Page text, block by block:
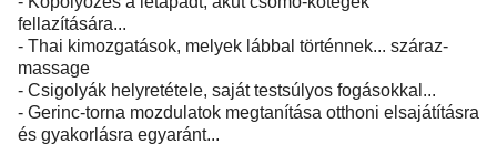
fellazítására...
- Thai kimozgatások, melyek lábbal történnek... száraz-
massage
- Csigolyák helyretétele, saját testsúlyos fogásokkal...
- Gerinc-torna mozdulatok megtanítása otthoni elsajátításra
és gyakorlásra egyaránt...